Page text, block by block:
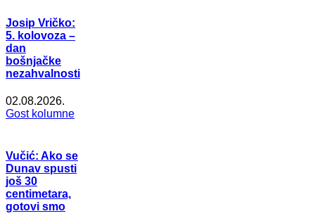
Josip Vričko:
5. kolovoza –
dan
bošnjačke
nezahvalnosti
02.08.2026.
Gost kolumne
Vučić: Ako se
Dunav spusti
još 30
centimetara,
gotovi smo